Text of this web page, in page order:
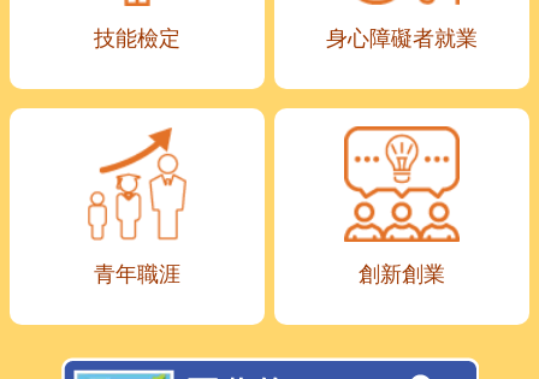
技能檢定 身心障礙者就業
青年職涯 創新創業